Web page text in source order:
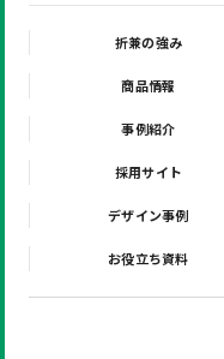
折兼の強み
商品情報
事例紹介
採用サイト
デザイン事例
お役立ち資料